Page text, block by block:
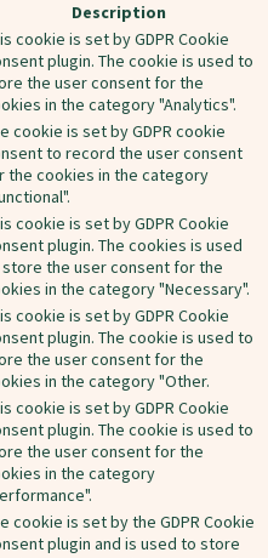
Description
cookie is set by GDPR Cookie
plugin. The cookie is used to
the user consent for the
in the category "Analytics".
cookie is set by GDPR cookie
to record the user consent
the cookies in the category
cookie is set by GDPR Cookie
plugin. The cookies is used
the user consent for the
in the category "Necessary".
cookie is set by GDPR Cookie
plugin. The cookie is used to
the user consent for the
in the category "Other.
cookie is set by GDPR Cookie
plugin. The cookie is used to
the user consent for the
in the category
cookie is set by the GDPR Cookie
plugin and is used to store